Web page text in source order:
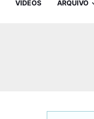
VÍDEOS ARQUIVO